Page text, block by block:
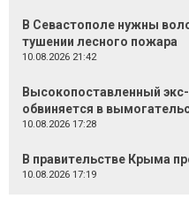
В Севастополе нужны
тушении лесного пожара
10.08.2026 21:42
Высокопоставленный
обвиняется в
10.08.2026 17:28
В правительстве Крыма
10.08.2026 17:19